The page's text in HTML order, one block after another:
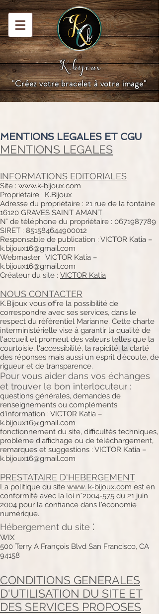
K.bijoux
"Créez votre bracelet à votre image"
MENTIONS LEGALES ET CGU
MENTIONS LEGALES
INFORMATIONS EDITORIALES
Site : www.k-bijoux.com
Propriétaire : K.Bijoux
Adresse du propriétaire : 21 rue de la fontaine
16120 GRAVES SAINT AMANT
N° de téléphone du propriétaire : 0671987789
SIRET : 851584644900012
Responsable de publication : VICTOR Katia –
k.bijoux16@gmail.com
Webmaster : VICTOR Katia –
k.bijoux16@gmail.com
Créateur du site : VICTOR Katia
NOUS CONTACTER
K.Bijoux vous offre la possibilité de
correspondre avec ses services, dans le
respect du référentiel Marianne. Cette charte
interministérielle vise à garantir la qualité de
l'accueil et promeut des valeurs telles que la
courtoisie, l'accessibilité, la rapidité, la clarté
des réponses mais aussi un esprit d'écoute, de
rigueur et de transparence.
Pour vous aider dans vos échanges
et trouver le bon interlocuteur :
questions générales, demandes de
renseignements ou compléments
d'information : VICTOR Katia –
k.bijoux16@gmail.com
fonctionnement du site, difficultés techniques,
problème d'affichage ou de téléchargement,
remarques et suggestions : VICTOR Katia –
k.bijoux16@gmail.com
PRESTATAIRE D'HEBERGEMENT
La politique du site www. k-bijoux.com est en
conformité avec la loi n°2004-575 du 21 juin
2004 pour la confiance dans l'économie
numérique.
Hébergement du site :
WIX
500 Terry A François Blvd San Francisco, CA
94158
CONDITIONS GENERALES
D'UTILISATION DU SITE ET
DES SERVICES PROPOSES